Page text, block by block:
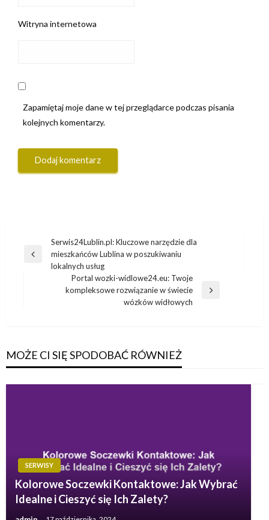
Witryna internetowa
Zapamiętaj moje dane w tej przeglądarce podczas pisania
kolejnych komentarzy.
Nawigacja
wpisu
Poprzedni
Serwis24Lublin.pl: Kluczowe narzędzie dla
mieszkańców Lublina w poszukiwaniu
lokalnych usług
Następny
Portal wozki-widlowe24.eu: Twoje
kompleksowe rozwiązanie w świecie
wózków widłowych
MOŻE CI SIĘ SPODOBAĆ RÓWNIEŻ
SERWISY
Kolorowe Soczewki Kontaktowe: Jak Wybrać
Idealne i Cieszyć się Ich Zalety?